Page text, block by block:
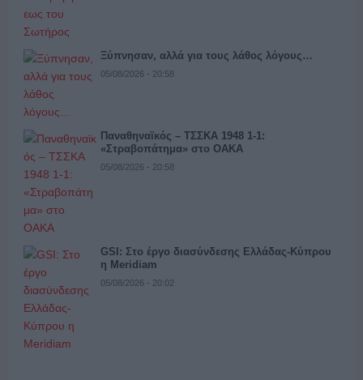
Ξύπνησαν, αλλά για τους λάθος λόγους…
05/08/2026 - 20:58
Παναθηναϊκός – ΤΣΣΚΑ 1948 1-1:
«Στραβοπάτημα» στο ΟΑΚΑ
05/08/2026 - 20:58
GSI: Στο έργο διασύνδεσης Ελλάδας-Κύπρου
η Meridiam
05/08/2026 - 20:02